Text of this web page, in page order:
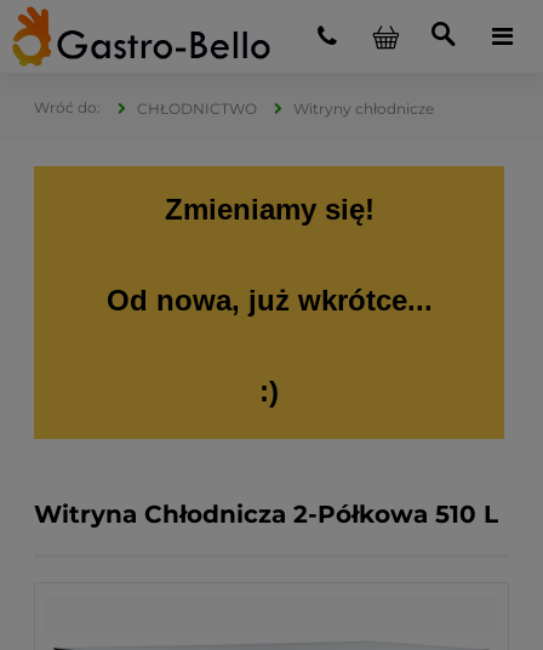
CHŁODNICTWO Witryny chłodnicze
Zmieniamy się!
Od nowa, już wkrótce...
:)
Witryna Chłodnicza 2-Półkowa 510 L